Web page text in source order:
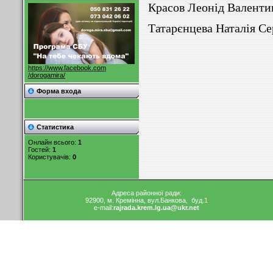
https://www.facebook.com
/dorogamira/
Форма входа
Статистика
Онлайн всього: 1
Гостей: 1
Користувачів: 0
Красов Леонід
Татарєнцева Наталія
Адреса районної ради:
92900, м. Кремінна, вул.Банкова, буд.1
e-mail:rajrada.krem.lg.ua@ukr.net